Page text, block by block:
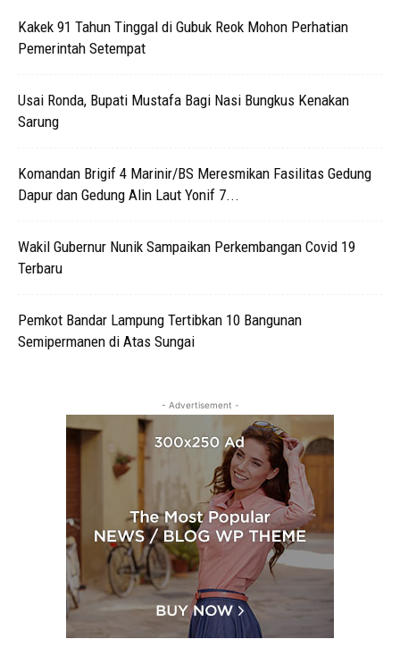
Kakek 91 Tahun Tinggal di Gubuk Reok Mohon Perhatian
Pemerintah Setempat
Usai Ronda, Bupati Mustafa Bagi Nasi Bungkus Kenakan
Sarung
Komandan Brigif 4 Marinir/BS Meresmikan Fasilitas Gedung
Dapur dan Gedung Alin Laut Yonif 7...
Wakil Gubernur Nunik Sampaikan Perkembangan Covid 19
Terbaru
Pemkot Bandar Lampung Tertibkan 10 Bangunan
Semipermanen di Atas Sungai
- Advertisement -